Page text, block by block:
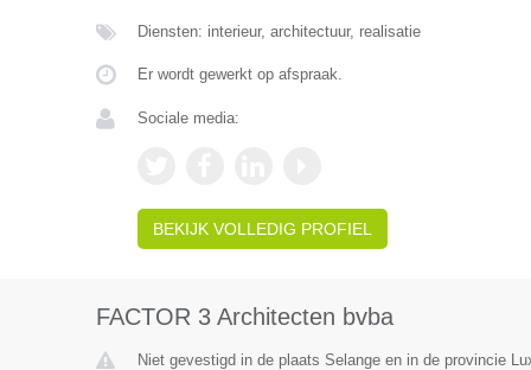
Diensten: interieur, architectuur, realisatie
Er wordt gewerkt op afspraak.
Sociale media:
BEKIJK VOLLEDIG PROFIEL
FACTOR 3 Architecten bvba
Niet gevestigd in de plaats Selange en in de provincie